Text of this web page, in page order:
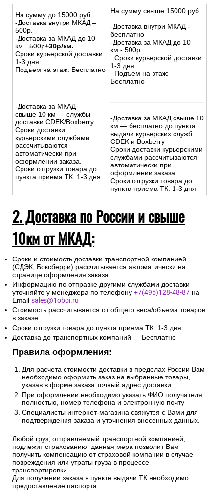
На сумму до 15000 руб. :
-Доставка внутри МКАД –
500р.
-Доставка за МКАД до 10
км - 500р+30р/км.
Сроки курьерской доставки:
1-3 дня.
Подъем на этаж: Бесплатно
-Доставка за МКАД
свыше 10 км — службы
доставки CDEK/Boxberry
Сроки доставки
курьерскими службами
рассчитываются
автоматически при
оформлении заказа.
Сроки отгрузки товара до
пункта приема ТК: 1-3 дня.
На сумму свыше 15000 руб.
:
-Доставка внутри МКАД -
бесплатно
-Доставка за МКАД до 10
км - 500р.
Сроки курьерской доставки:
1-3 дня.
Подъем на этаж:
Бесплатно
-Доставка за МКАД свыше 10
км — бесплатно до пункта
выдачи курьерских служб
CDEK и Boxberry
Сроки доставки курьерскими
службами рассчитываются
автоматически при
оформлении заказа.
Сроки отгрузки товара до
пункта приема ТК: 1-3 дня.
2. Доставка по России и свыше
10км от МКАД:
Сроки и стоимость доставки транспортной компанией
(СДЭК, Боксберри) рассчитывается автоматически на
странице оформления заказа.
Информацию по отправке другими службами доставки
уточняйте у менеджера по телефону +7(495)128-48-87 на
Email sales@1oboi.ru
Стоимость рассчитывается от общего веса/объема товаров
в заказе.
Сроки отгрузки товара до пункта приема ТК: 1-3 дня.
Доставка до транспортных компаний — Бесплатно
Правила оформления:
Для расчета стоимости доставки в пределах России Вам
необходимо оформить заказ на выбранные товары,
указав в форме заказа точный адрес доставки.
При оформлении необходимо указать ФИО получателя
полностью, номер телефона и электронную почту
Специалисты интернет-магазина свяжутся с Вами для
подтверждения заказа и уточнения внесенных данных.
Любой груз, отправляемый транспортной компанией,
подлежит страхованию, данная мера позволит Вам
получить компенсацию от страховой компании в случае
повреждения или утраты груза в процессе
транспортировки.
Для получении заказа в пункте выдачи ТК необходимо
предоставление паспорта.